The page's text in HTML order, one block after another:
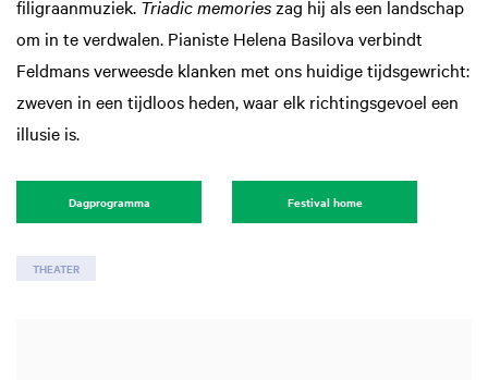
filigraanmuziek. Triadic memorieszag hij als een landschap
om in te verdwalen. Pianiste Helena Basilova verbindt
Feldmans verweesde klanken met ons huidige tijdsgewricht:
zweven in een tijdloos heden, waar elk richtingsgevoel een
illusie is.
Dagprogramma Festival home
THEATER